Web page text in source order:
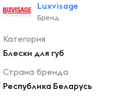
Luxvisage
Бренд
Категория
Блески для губ
Страна бренда
Республика Беларусь